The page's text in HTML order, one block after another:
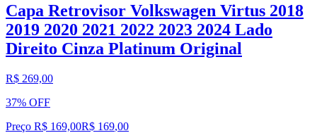
Capa Retrovisor Volkswagen Virtus 2018
2019 2020 2021 2022 2023 2024 Lado
Direito Cinza Platinum Original
R$ 269,00
37% OFF
Preço R$ 169,00R$ 169,00